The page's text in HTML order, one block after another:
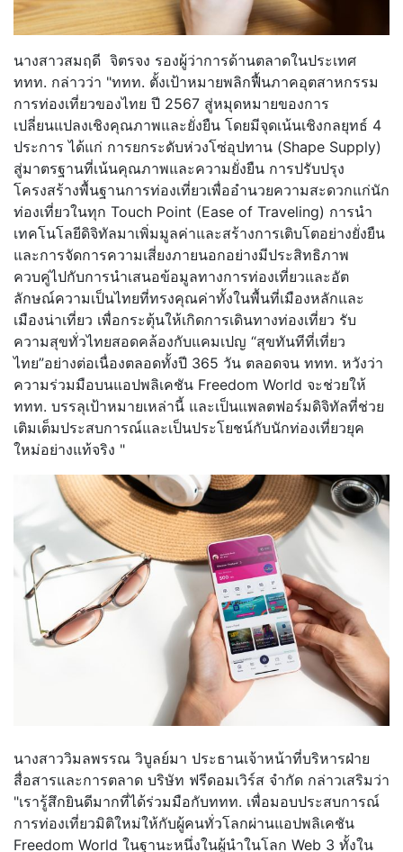
นางสาวสมฤดี จิตรจง รองผู้ว่าการด้านตลาดในประเทศ
ททท. กล่าวว่า "ททท. ตั้งเป้าหมายพลิกฟื้นภาคอุตสาหกรรม
การท่องเที่ยวของไทย ปี 2567 สู่หมุดหมายของการ
เปลี่ยนแปลงเชิงคุณภาพและยั่งยืน โดยมีจุดเน้นเชิงกลยุทธ์ 4
ประการ ได้แก่ การยกระดับห่วงโซ่อุปทาน (Shape Supply)
สู่มาตรฐานที่เน้นคุณภาพและความยั่งยืน การปรับปรุง
โครงสร้างพื้นฐานการท่องเที่ยวเพื่ออำนวยความสะดวกแก่นัก
ท่องเที่ยวในทุก Touch Point (Ease of Traveling) การนำ
เทคโนโลยีดิจิทัลมาเพิ่มมูลค่าและสร้างการเติบโตอย่างยั่งยืน
และการจัดการความเสี่ยงภายนอกอย่างมีประสิทธิภาพ
ควบคู่ไปกับการนำเสนอข้อมูลทางการท่องเที่ยวและอัต
ลักษณ์ความเป็นไทยที่ทรงคุณค่าทั้งในพื้นที่เมืองหลักและ
เมืองน่าเที่ยว เพื่อกระตุ้นให้เกิดการเดินทางท่องเที่ยว รับ
ความสุขทั่วไทยสอดคล้องกับแคมเปญ “สุขทันทีที่เที่ยว
ไทย”อย่างต่อเนื่องตลอดทั้งปี 365 วัน ตลอดจน ททท. หวังว่า
ความร่วมมือบนแอปพลิเคชัน Freedom World จะช่วยให้
ททท. บรรลุเป้าหมายเหล่านี้ และเป็นแพลตฟอร์มดิจิทัลที่ช่วย
เติมเต็มประสบการณ์และเป็นประโยชน์กับนักท่องเที่ยวยุค
ใหม่อย่างแท้จริง "
นางสาววิมลพรรณ วิบูลย์มา ประธานเจ้าหน้าที่บริหารฝ่าย
สื่อสารและการตลาด บริษัท ฟรีดอมเวิร์ส จำกัด กล่าวเสริมว่า
"เรารู้สึกยินดีมากที่ได้ร่วมมือกับททท. เพื่อมอบประสบการณ์
การท่องเที่ยวมิติใหม่ให้กับผู้คนทั่วโลกผ่านแอปพลิเคชัน
Freedom World ในฐานะหนึ่งในผู้นำในโลก Web 3 ทั้งใน